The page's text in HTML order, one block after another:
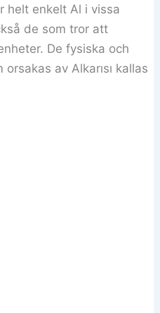
helt enkelt Al i vissa
de som tror att
De fysiska och
av Alkarısı kallas